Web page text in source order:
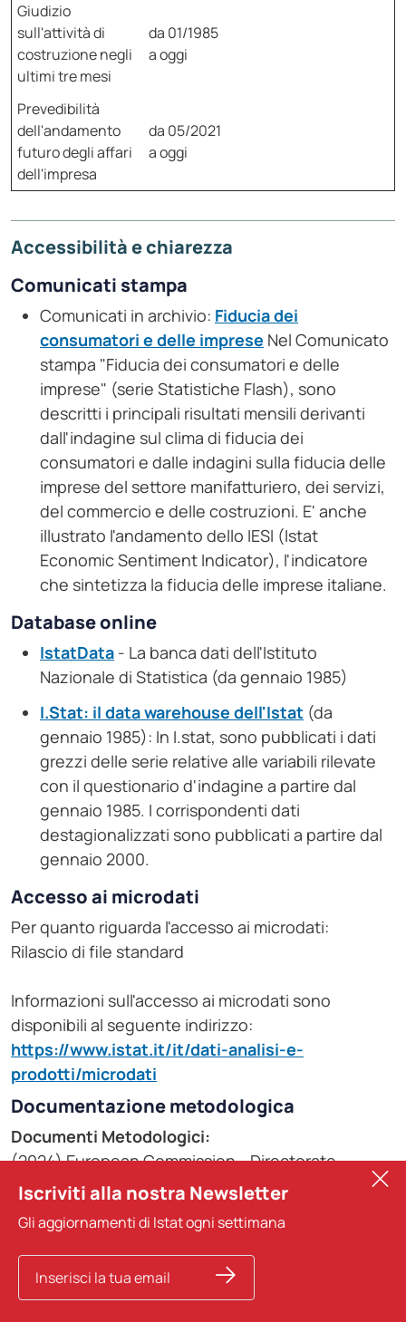
Giudizio
sull'attività di
costruzione negli
ultimi tre mesi
da 01/1985
a oggi
Prevedibilità
dell'andamento
futuro degli affari
dell'impresa
da 05/2021
a oggi
Accessibilità e chiarezza
Comunicati stampa
Comunicati in archivio: Fiducia dei
consumatori e delle imprese Nel Comunicato
stampa "Fiducia dei consumatori e delle
imprese" (serie Statistiche Flash), sono
descritti i principali risultati mensili derivanti
dall'indagine sul clima di fiducia dei
consumatori e dalle indagini sulla fiducia delle
imprese del settore manifatturiero, dei servizi,
del commercio e delle costruzioni. E' anche
illustrato l'andamento dello IESI (Istat
Economic Sentiment Indicator), l'indicatore
che sintetizza la fiducia delle imprese italiane.
Database online
IstatData - La banca dati dell'Istituto
Nazionale di Statistica (da gennaio 1985)
I.Stat: il data warehouse dell'Istat (da
gennaio 1985): In I.stat, sono pubblicati i dati
grezzi delle serie relative alle variabili rilevate
con il questionario d'indagine a partire dal
gennaio 1985. I corrispondenti dati
destagionalizzati sono pubblicati a partire dal
gennaio 2000.
Accesso ai microdati
Per quanto riguarda l'accesso ai microdati:
Rilascio di file standard
Informazioni sull'accesso ai microdati sono
disponibili al seguente indirizzo:
https://www.istat.it/it/dati-analisi-e-
prodotti/microdati
Documentazione metodologica
Documenti Metodologici:
(2024) European Commission - Directorate
General for Economic and Financial Affairs (2024)
and Consumer Surveys - User Guide (updated
January 2024)
https://economy-
finance.ec.europa.eu/system/files/2024-
Iscriviti alla nostra Newsletter
Gli aggiornamenti di Istat ogni settimana